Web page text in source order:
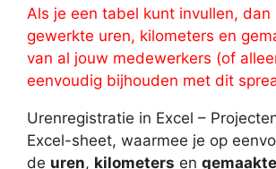
Als je een tabel kunt invullen, dan
gewerkte uren, kilometers en
van al jouw medewerkers (of
eenvoudig bijhouden met dit
Urenregistratie in Excel –
Excel-sheet, waarmee je op
de uren, kilometers en